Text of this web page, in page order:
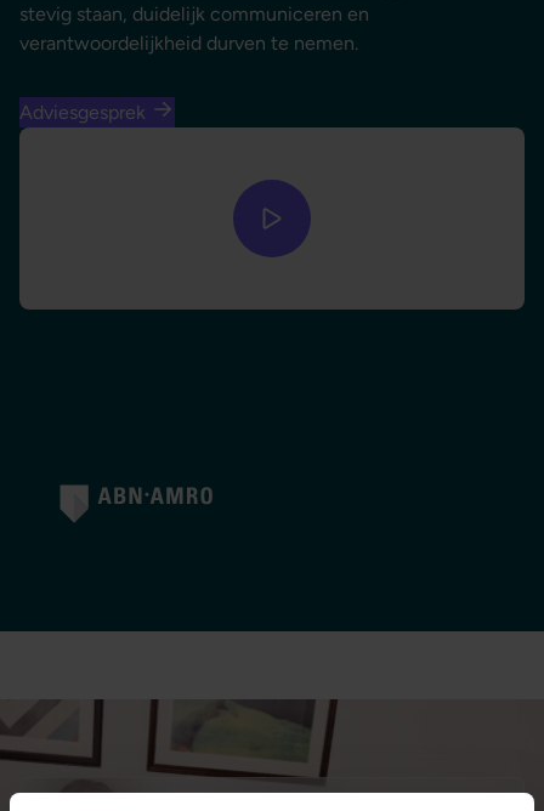
stevig staan, duidelijk communiceren en
verantwoordelijkheid durven te nemen.
Adviesgesprek
Video afspelen